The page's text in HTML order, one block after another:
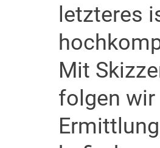
letzteres
Mit
folgen wir